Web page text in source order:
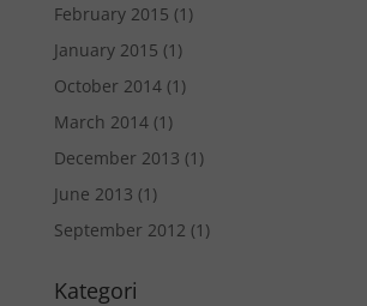
February 2015 (1)
January 2015 (1)
October 2014(1)
March 2014(1)
December 2013 (1)
June 2013 (1)
September 2012 (1)
Kategori